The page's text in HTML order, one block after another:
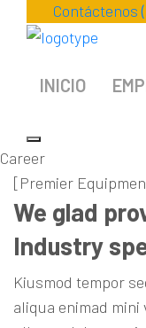
Contáctenos
INICIO
Career
[Premier
We glad
Industry
Kiusmod tempor
aliqua enimad